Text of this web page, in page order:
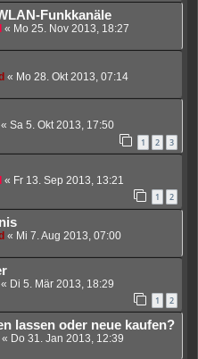
Funkkanäle
« Mo 25. Nov 2013, 18:27
« Mo 28. Okt 2013, 07:14
« Sa 5. Okt 2013, 17:50
1 2 3
« Fr 13. Sep 2013, 13:21
1 2
« Mi 7. Aug 2013, 07:00
« Di 5. Mär 2013, 18:29
1 2
lassen oder neue kaufen?
« Do 31. Jan 2013, 12:39